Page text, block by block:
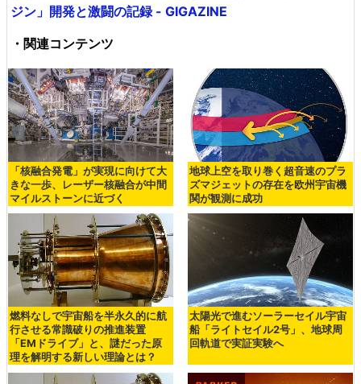
ジン」開発と激闘の記録 - GIGAZINE
・関連コンテンツ
「核融合発電」が実現に向けて大
きな一歩、レーザー核融合が中間
マイルストーンに近づく
地球上空を取り巻く超音速のプラ
ズマジェットの存在を欧州宇宙機
関が観測に成功
燃料なしで宇宙船を半永久的に航
行させる常識破りの推進装置
「EMドライブ」と、謎だった原
理を解明する新しい理論とは？
太陽光で進むソーラーセイル宇宙
船「ライトセイル2号」、地球周
回軌道で実証実験へ